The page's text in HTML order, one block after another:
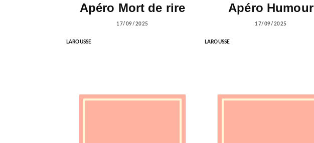
Apéro Mort de rire
17/09/2025
LAROUSSE
Apéro Humour
17/09/2025
LAROUSSE